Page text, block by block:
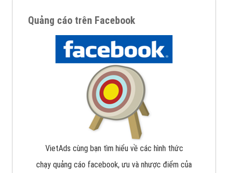
Quảng cáo trên Facebook
VietAds cùng bạn tìm hiểu về các hình thức
chạy quảng cáo facebook, ưu và nhược điểm của